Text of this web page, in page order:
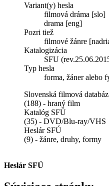
Variant(y) hesla
filmová dráma [slo]
drama [eng]
Pozri tiež
filmové žánre
Katalogizácia
SFU
Typ hesla
forma, žáner alebo
Slovenská filmová
(188) - hraný film
Katalóg SFÚ
(35) - DVD/Blu-ray/VHS
Heslár SFÚ
(9) - žánre, druhy, formy
Heslár SFÚ